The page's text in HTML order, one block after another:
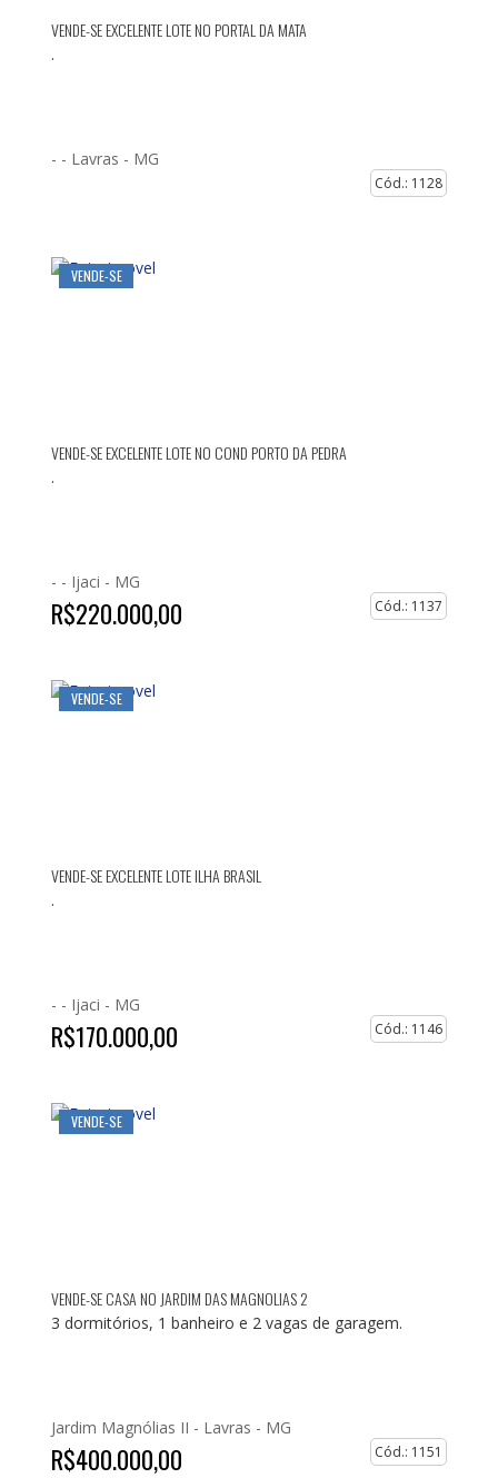
VENDE-SE EXCELENTE LOTE NO PORTAL DA MATA
.
- - Lavras - MG
Cód.: 1128
VENDE-SE
VENDE-SE EXCELENTE LOTE NO COND PORTO DA PEDRA
.
- - Ijaci - MG
R$220.000,00 Cód.: 1137
VENDE-SE
VENDE-SE EXCELENTE LOTE ILHA BRASIL
.
- - Ijaci - MG
R$170.000,00 Cód.: 1146
VENDE-SE
VENDE-SE CASA NO JARDIM DAS MAGNOLIAS 2
3 dormitórios, 1 banheiro e 2 vagas de garagem.
Jardim Magnólias II - Lavras - MG
R$400.000,00 Cód.: 1151